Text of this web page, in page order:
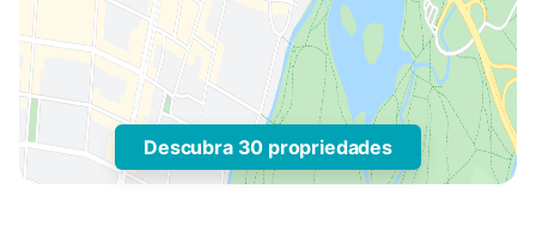
Descubra 30 propriedades